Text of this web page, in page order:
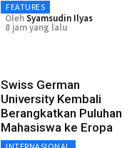
FEATURES
OlehSyamsudin Ilyas
8 jam yang lalu
Swiss German
University Kembali
Berangkatkan Puluhan
Mahasiswa ke Eropa